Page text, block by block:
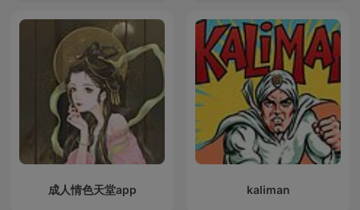
成人情色天堂app kaliman